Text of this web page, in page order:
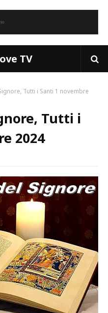
TV
Tutti i Santi 1 novembre
Tutti i
2024